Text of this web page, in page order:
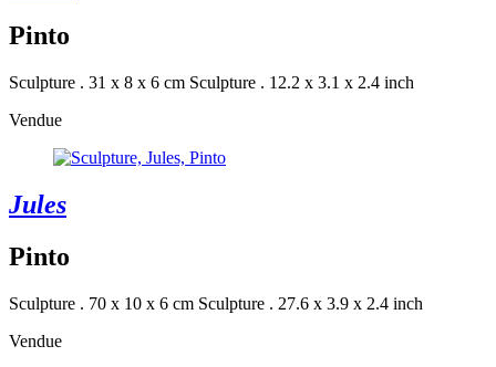
Pinto
Sculpture . 31 x 8 x 6 cm Sculpture . 12.2 x 3.1 x 2.4 inch
Vendue
Jules
Pinto
Sculpture . 70 x 10 x 6 cm Sculpture . 27.6 x 3.9 x 2.4 inch
Vendue